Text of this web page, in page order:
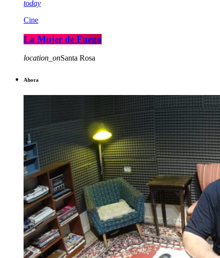
today
Cine
La Mujer de Fuego
location_onSanta Rosa
Ahora